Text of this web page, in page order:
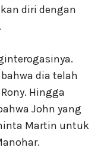
diri dengan
dia telah
Hingga
John yang
Martin untuk